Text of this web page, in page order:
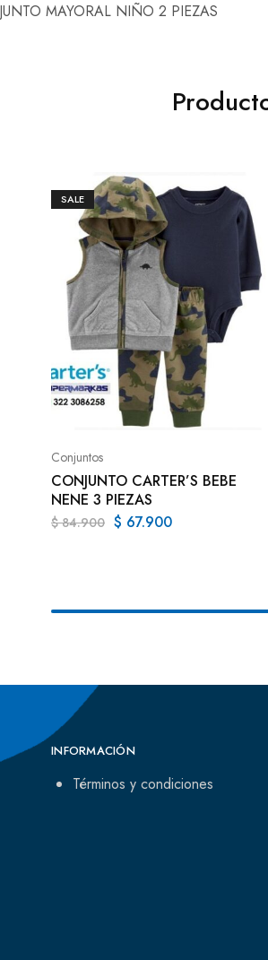
MAYORAL NIÑO 2 PIEZAS
SALE
Conjuntos
CONJUNTO CARTER’S BEBE
NENE 3 PIEZAS
$84.900 $ 67.900
INFORMACIÓN
Términos y condiciones